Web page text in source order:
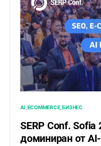
AI ECOMMERCE БИЗНЕС
SERP Conf.
доминиран от